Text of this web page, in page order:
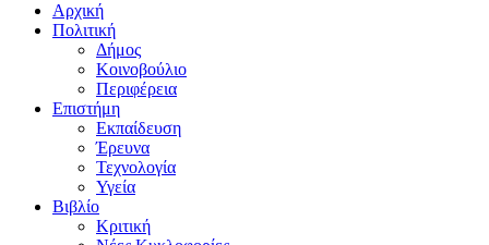
Αρχική
Πολιτική
Δήμος
Κοινοβούλιο
Περιφέρεια
Επιστήμη
Εκπαίδευση
Έρευνα
Τεχνολογία
Υγεία
Βιβλίο
Κριτική